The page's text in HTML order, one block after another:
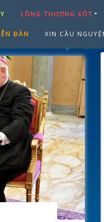
LÒNG THƯƠNG XÓT
ĐÀN XIN CẦU